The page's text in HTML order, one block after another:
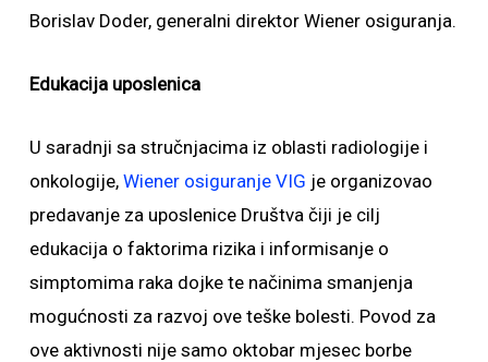
Borislav Doder, generalni direktor Wiener osiguranja.
Edukacija uposlenica
U saradnji sa stručnjacima iz oblasti radiologije i
onkologije, Wiener osiguranje VIG je organizovao
predavanje za uposlenice Društva čiji je cilj
edukacija o faktorima rizika i informisanje o
simptomima raka dojke te načinima smanjenja
mogućnosti za razvoj ove teške bolesti. Povod za
ove aktivnosti nije samo oktobar mjesec borbe